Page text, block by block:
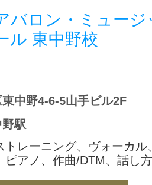
バロン・ミュー
ル 東中野校
中野4-6-5山手ビル2F
駅
トレーニング、ヴォーカル
ピアノ、作曲/DTM、話し